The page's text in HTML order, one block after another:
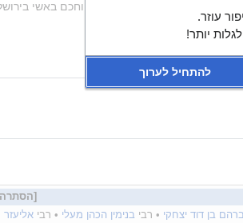
בן דוד יצחקי • רבי בנימין הכהן מעלי • רבי אליעזר
עוזר.
יותר!
להתחיל לערוך